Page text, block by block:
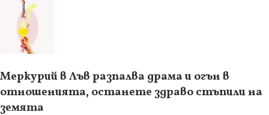
Меркурий в Лъв разпалва драма и огън в
отношенията, останете здраво стъпили на
земята